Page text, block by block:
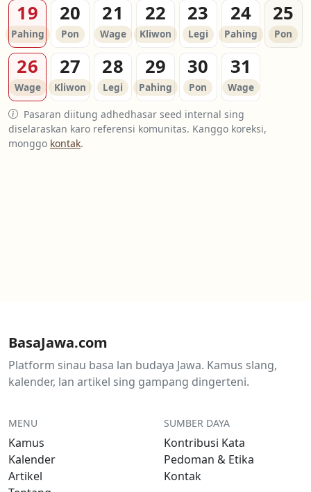
19
Pahing
20
Pon
21
Wage
22
Kliwon
23
Legi
24
Pahing
25
Pon
26
Wage
27
Kliwon
28
Legi
29
Pahing
30
Pon
31
Wage
Pasaran diitung adhedhasar seed internal sing
diselaraskan karo referensi komunitas. Kanggo koreksi,
monggo kontak.
BasaJawa.com
Platform sinau basa lan budaya Jawa. Kamus slang,
kalender, lan artikel sing gampang dingerteni.
MENU
Kamus
Kalender
Artikel
SUMBER DAYA
Kontribusi Kata
Pedoman & Etika
Kontak